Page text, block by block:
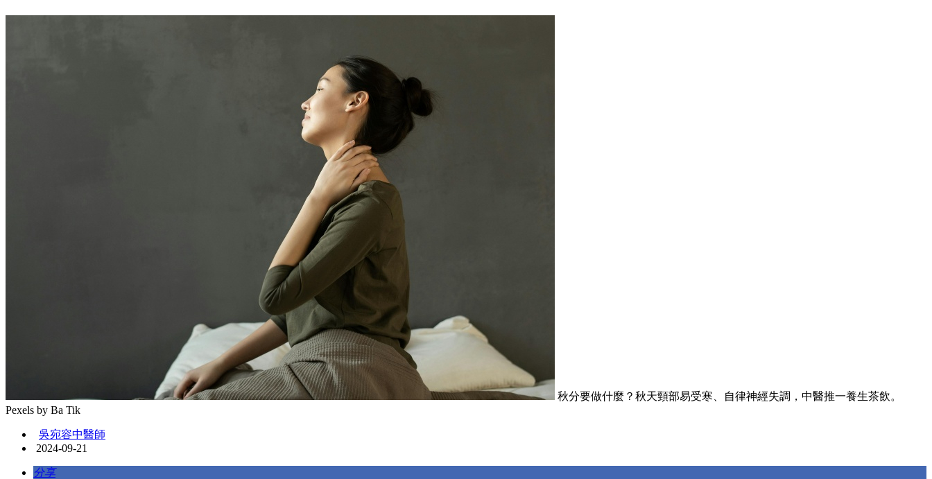
秋分要做什麼？秋天頸部易受寒、自律神經失調，中醫推一養生茶飲。
Pexels by Ba Tik
吳宛容中醫師
2024-09-21
分享